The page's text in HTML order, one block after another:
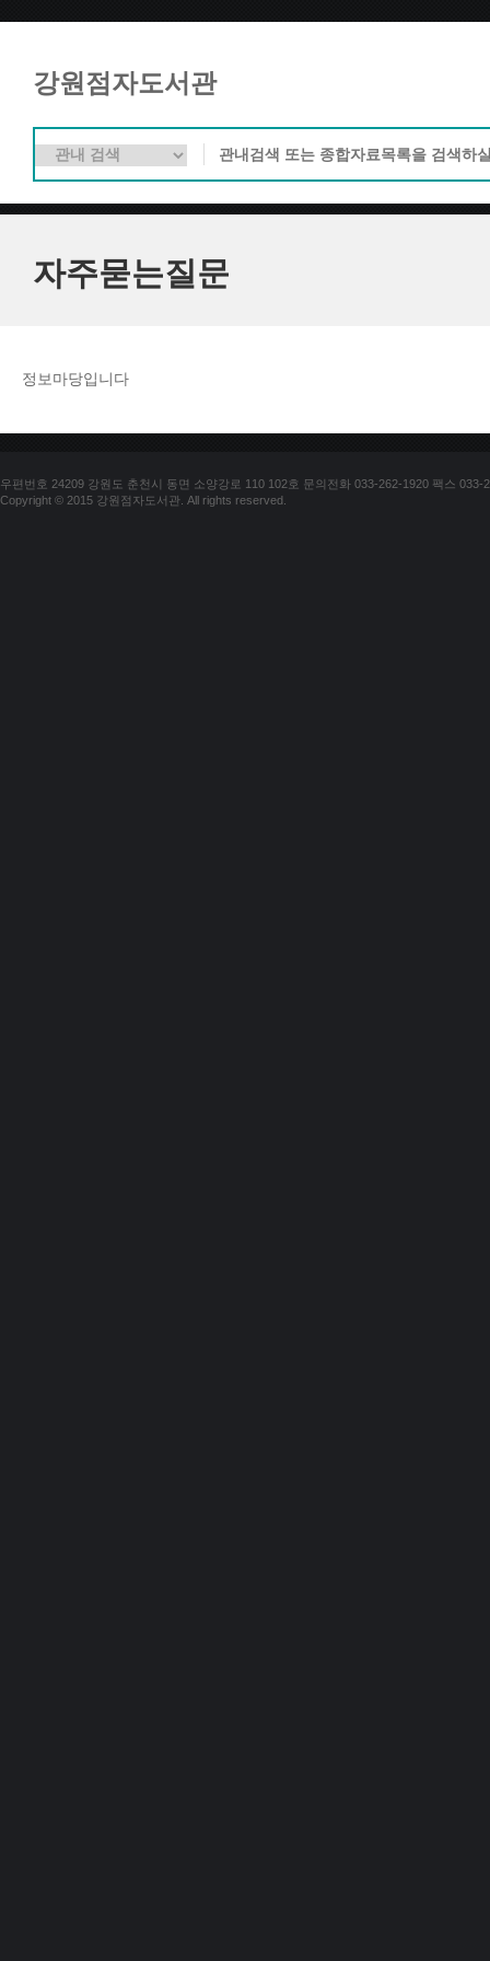
강원점자도서관
자주묻는질문
정보마당입니다
우편번호 24209 강원도 춘천시 동면 소양강로 110 102호 문의전화 033-262-1920 팩스 033-
Copyright © 2015 강원점자도서관. All rights reserved.